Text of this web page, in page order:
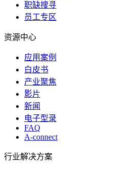
职缺搜寻
员工专区
资源中心
应用案例
白皮书
产业聚焦
影片
新闻
电子型录
FAQ
A-connect
行业解决方案